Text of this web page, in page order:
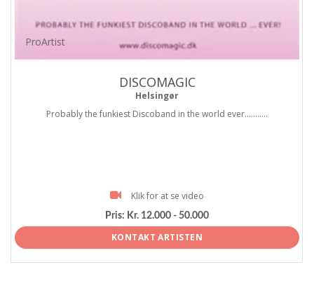
ProArtist
DISCOMAGIC
Helsingør
Probably the funkiest Discoband in the world ever...........
Klik for at se video
Pris: Kr. 12.000 - 50.000
KONTAKT ARTISTEN